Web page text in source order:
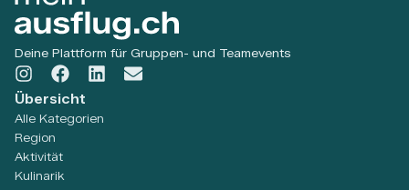
Deine Plattform für Gruppen- und Teamevents
Übersicht
Alle Kategorien
Region
Aktivität
Kulinarik